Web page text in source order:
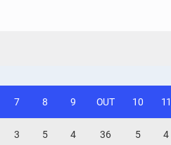
7 8 9 OUT 10 11
3 5 4 36 5 4